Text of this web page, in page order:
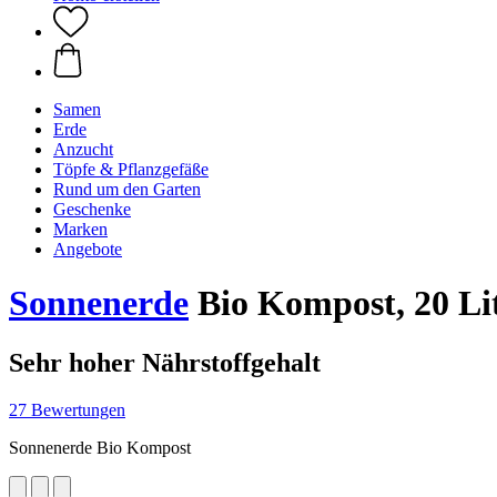
Samen
Erde
Anzucht
Töpfe & Pflanzgefäße
Rund um den Garten
Geschenke
Marken
Angebote
Sonnenerde Bio Kompost, 20
Sehr hoher Nährstoffgehalt
27 Bewertungen
Sonnenerde Bio Kompost